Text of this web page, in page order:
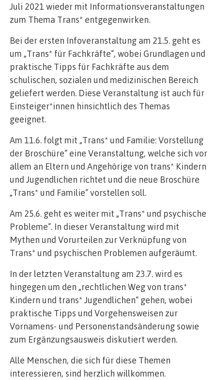
Juli 2021 wieder mit Informationsveranstaltungen
zum Thema Trans* entgegenwirken.
Bei der ersten Infoveranstaltung am 21.5. geht es
um „Trans* für Fachkräfte“, wobei Grundlagen und
praktische Tipps für Fachkräfte aus dem
schulischen, sozialen und medizinischen Bereich
geliefert werden. Diese Veranstaltung ist auch für
Einsteiger*innen hinsichtlich des Themas
geeignet.
Am 11.6. folgt mit „Trans* und Familie: Vorstellung
der Broschüre“ eine Veranstaltung, welche sich vor
allem an Eltern und Angehörige von trans* Kindern
und Jugendlichen richtet und die neue Broschüre
„Trans* und Familie“ vorstellen soll.
Am 25.6. geht es weiter mit „Trans* und psychische
Probleme“. In dieser Veranstaltung wird mit
Mythen und Vorurteilen zur Verknüpfung von
Trans* und psychischen Problemen aufgeräumt.
In der letzten Veranstaltung am 23.7. wird es
hingegen um den „rechtlichen Weg von trans*
Kindern und trans* Jugendlichen“ gehen, wobei
praktische Tipps und Vorgehensweisen zur
Vornamens- und Personenstandsänderung sowie
zum Ergänzungsausweis diskutiert werden.
Alle Menschen, die sich für diese Themen
interessieren, sind herzlich willkommen.